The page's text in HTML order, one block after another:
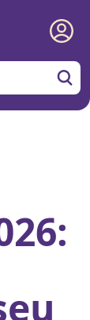
para